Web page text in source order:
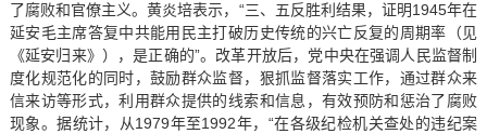
了腐败和官僚主义。黄炎培表示，“三、五反胜利结果，证明1945年在
延安毛主席答复中共能用民主打破历史传统的兴亡反复的周期率（见
《延安归来》），是正确的”。改革开放后，党中央在强调人民监督制
度化规范化的同时，鼓励群众监督，狠抓监督落实工作，通过群众来
信来访等形式，利用群众提供的线索和信息，有效预防和惩治了腐败
现象。据统计，从1979年至1992年，“在各级纪检机关查处的违纪案